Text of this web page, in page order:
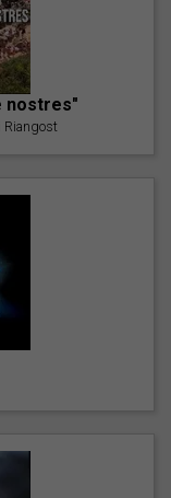
nostres"
Riangost